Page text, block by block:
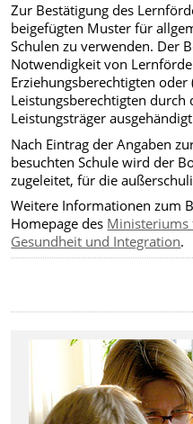
Zur Bestätigung des
beigefügten Muster für
Schulen zu verwenden. Der
Notwendigkeit von
Erziehungsberechtigten
Leistungsberechtigten durch
Leistungsträger
Nach Eintrag der Angaben
besuchten Schule wird der
zugeleitet, für die
Weitere Informationen zum
Homepage des Ministeriums
Gesundheit und Integration.